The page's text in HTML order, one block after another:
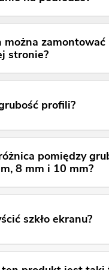
można
stronie?
profili?
pomiędzy
8 mm i 10 mm?
szkło ekranu?